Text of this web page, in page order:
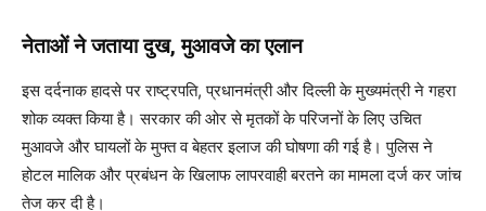
नेताओं ने जताया दुख, मुआवजे का एलान
इस दर्दनाक हादसे पर राष्ट्रपति, प्रधानमंत्री और दिल्ली के मुख्यमंत्री ने गहरा
शोक व्यक्त किया है। सरकार की ओर से मृतकों के परिजनों के लिए उचित
मुआवजे और घायलों के मुफ्त व बेहतर इलाज की घोषणा की गई है। पुलिस ने
होटल मालिक और प्रबंधन के खिलाफ लापरवाही बरतने का मामला दर्ज कर जांच
तेज कर दी है।